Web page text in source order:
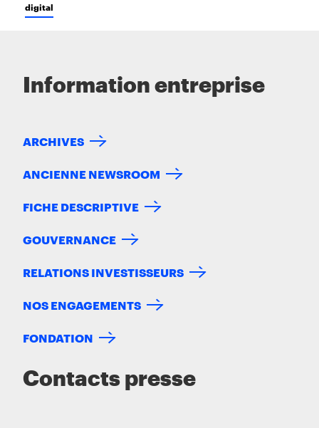
digital
Information entreprise
ARCHIVES
ANCIENNE NEWSROOM
FICHE DESCRIPTIVE
GOUVERNANCE
RELATIONS INVESTISSEURS
NOS ENGAGEMENTS
FONDATION
Contacts presse